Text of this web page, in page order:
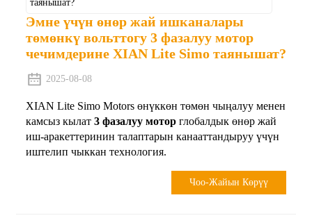
Эмне үчүн өнөр жай ишканалары
төмөнкү вольттогу 3 фазалуу мотор
чечимдерине XIAN Lite Simo таянышат?
2025-08-08
XIAN Lite Simo Motors өнүккөн төмөн чыңалуу менен
камсыз кылат 3 фазалуу моторглобалдык өнөр жай
иш-аракеттеринин талаптарын канааттандыруу үчүн
иштелип чыккан технология.
Чоо-Жайын Көрүү